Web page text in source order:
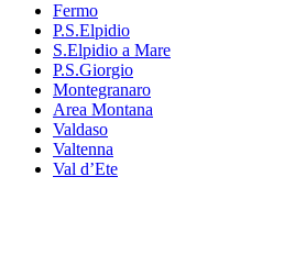
Fermo
P.S.Elpidio
S.Elpidio a Mare
P.S.Giorgio
Montegranaro
Area Montana
Valdaso
Valtenna
Val d’Ete